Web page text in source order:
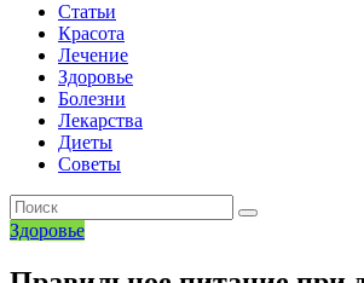
Статьи
Красота
Лечение
Здоровье
Болезни
Лекарства
Диеты
Советы
Здоровье